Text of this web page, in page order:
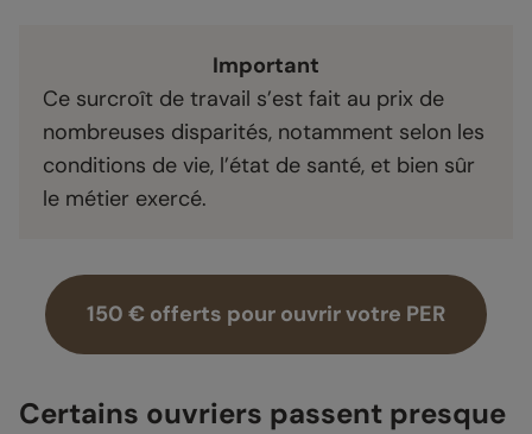
Important
Ce surcroît de travail s’est fait au prix de
nombreuses disparités, notamment selon les
conditions de vie, l’état de santé, et bien sûr
le métier exercé.
150 € offerts pour ouvrir votre PER
Certains ouvriers passent presque